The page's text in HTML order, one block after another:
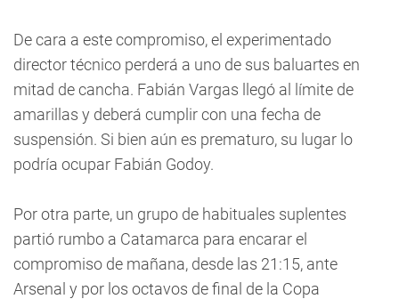
De cara a este compromiso, el experimentado
director técnico perderá a uno de sus baluartes en
mitad de cancha. Fabián Vargas llegó al límite de
amarillas y deberá cumplir con una fecha de
suspensión. Si bien aún es prematuro, su lugar lo
podría ocupar Fabián Godoy.
Por otra parte, un grupo de habituales suplentes
partió rumbo a Catamarca para encarar el
compromiso de mañana, desde las 21:15, ante
Arsenal y por los octavos de final de la Copa